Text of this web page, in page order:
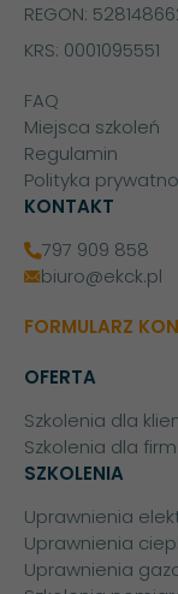
REGON:
KRS: 0001095551
FAQ
Miejsca szkoleń
Regulamin
Polityka
KONTAKT
797 909 858
biuro@ekck.pl
FORMULARZ
OFERTA
Szkolenia dla
Szkolenia dla firm
SZKOLENIA
Uprawnienia
Uprawnienia
Uprawnienia